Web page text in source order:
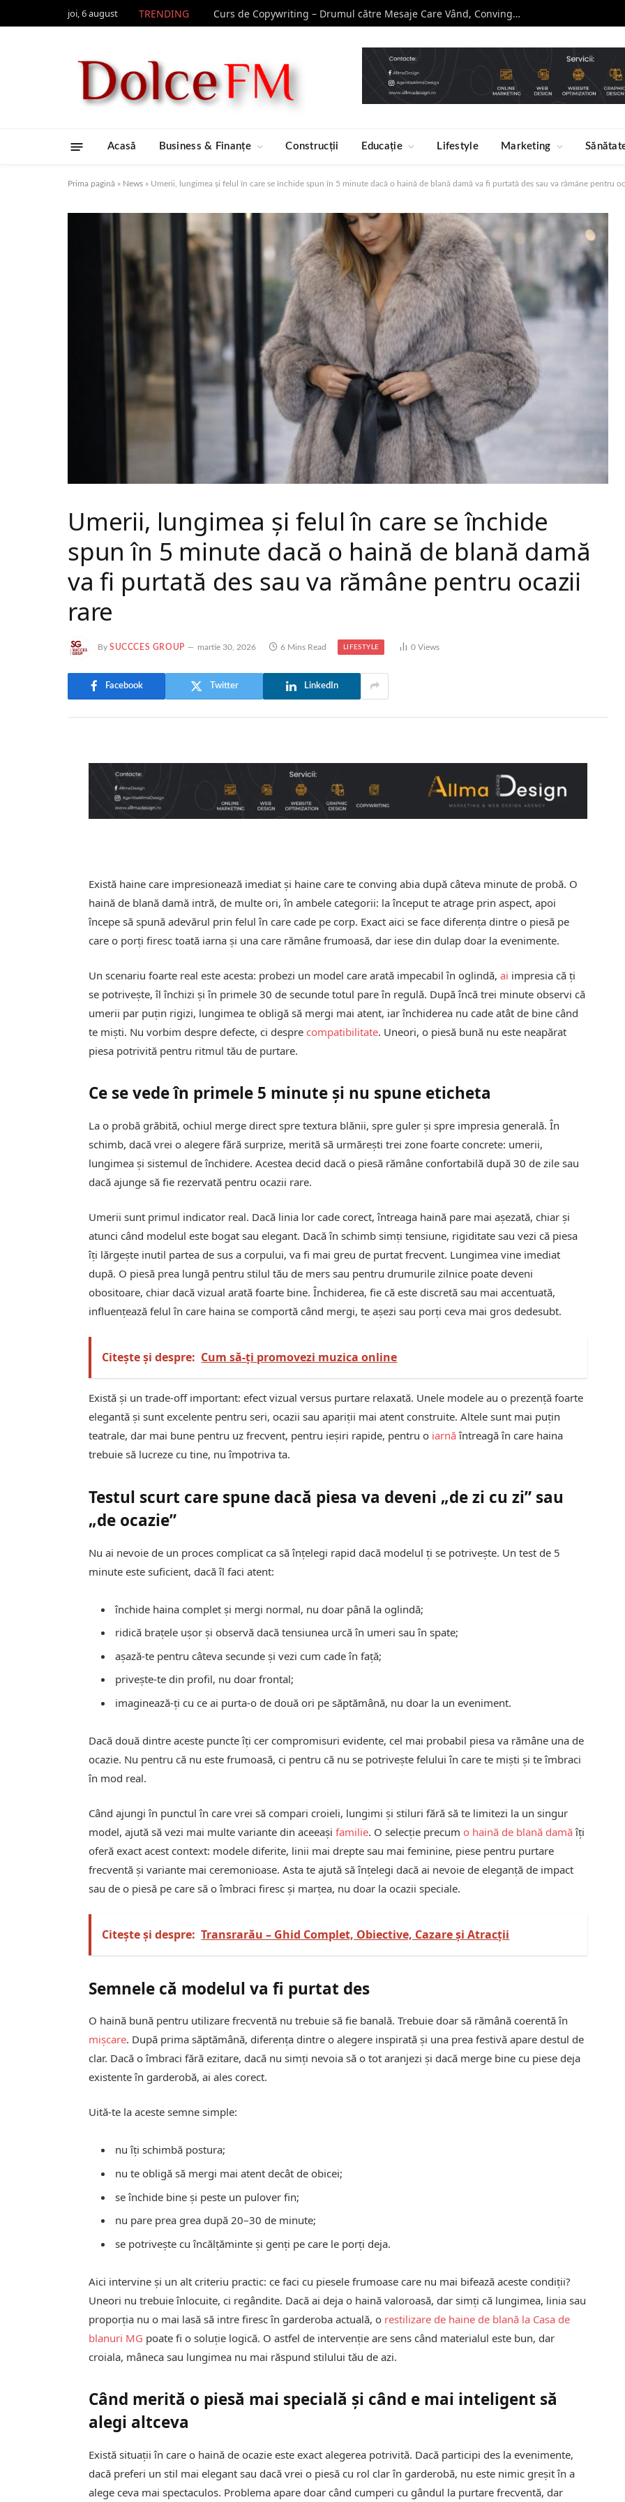
joi, 6 august TRENDING Curs de Copywriting – Drumul către Mesaje Care Vând, Conving și Construiesc Branduri Puternice
Acasă Business & Finanțe Construcții Educație Lifestyle Marketing
Prima pagină » News » Umerii, lungimea și felul în care se închide spun în 5 minute dacă o haină de blană damă va fi purtată des sau va rămâne pentru
Umerii, lungimea și felul în care se închide
spun în 5 minute dacă o haină de blană damă
va fi purtată des sau va rămâne pentru ocazii
rare
By SUCCCES GROUP martie 30, 2026 6 Mins Read LIFESTYLE 0Views
Facebook Twitter LinkedIn
Există haine care impresionează imediat și haine care te conving abia după câteva minute de probă. O
haină de blană damă intră, de multe ori, în ambele categorii: la început te atrage prin aspect, apoi
începe să spună adevărul prin felul în care cade pe corp. Exact aici se face diferența dintre o piesă pe
care o porți firesc toată iarna și una care rămâne frumoasă, dar iese din dulap doar la evenimente.
Un scenariu foarte real este acesta: probezi un model care arată impecabil în oglindă,ai impresia că ți
se potrivește, îl închizi și în primele 30 de secunde totul pare în regulă. După încă trei minute observi că
umerii par puțin rigizi, lungimea te obligă să mergi mai atent, iar închiderea nu cade atât de bine când
te miști. Nu vorbim despre defecte, ci despre compatibilitate. Uneori, o piesă bună nu este neapărat
piesa potrivită pentru ritmul tău de purtare.
Ce se vede în primele 5 minute și nu spune eticheta
La o probă grăbită, ochiul merge direct spre textura blănii, spre guler și spre impresia generală. În
schimb, dacă vrei o alegere fără surprize, merită să urmărești trei zone foarte concrete: umerii,
lungimea și sistemul de închidere. Acestea decid dacă o piesă rămâne confortabilă după 30 de zile sau
dacă ajunge să fie rezervată pentru ocazii rare.
Umerii sunt primul indicator real. Dacă linia lor cade corect, întreaga haină pare mai așezată, chiar și
atunci când modelul este bogat sau elegant. Dacă în schimb simți tensiune, rigiditate sau vezi că piesa
îți lărgește inutil partea de sus a corpului, va fi mai greu de purtat frecvent. Lungimea vine imediat
după. O piesă prea lungă pentru stilul tău de mers sau pentru drumurile zilnice poate deveni
obositoare, chiar dacă vizual arată foarte bine. Închiderea, fie că este discretă sau mai accentuată,
influențează felul în care haina se comportă când mergi, te așezi sau porți ceva mai gros dedesubt.
Citește și despre: Cum să-ți promovezi muzica online
Există și un trade-off important: efect vizual versus purtare relaxată. Unele modele au o prezență foarte
elegantă și sunt excelente pentru seri, ocazii sau apariții mai atent construite. Altele sunt mai puțin
teatrale, dar mai bune pentru uz frecvent, pentru ieșiri rapide, pentru o iarnăîntreagă în care haina
trebuie să lucreze cu tine, nu împotriva ta.
Testul scurt care spune dacă piesa va deveni „de zi cu zi” sau
„de ocazie”
Nu ai nevoie de un proces complicat ca să înțelegi rapid dacă modelul ți se potrivește. Un test de 5
minute este suficient, dacă îl faci atent:
închide haina complet și mergi normal, nu doar până la oglindă;
ridică brațele ușor și observă dacă tensiunea urcă în umeri sau în spate;
așază-te pentru câteva secunde și vezi cum cade în față;
privește-te din profil, nu doar frontal;
imaginează-ți cu ce ai purta-o de două ori pe săptămână, nu doar la un eveniment.
Dacă două dintre aceste puncte îți cer compromisuri evidente, cel mai probabil piesa va rămâne una de
ocazie. Nu pentru că nu este frumoasă, ci pentru că nu se potrivește felului în care te miști și te îmbraci
în mod real.
Când ajungi în punctul în care vrei să compari croieli, lungimi și stiluri fără să te limitezi la un singur
model, ajută să vezi mai multe variante din aceeașifamilie. O selecție precum o haină de blană damăîți
oferă exact acest context: modele diferite, linii mai drepte sau mai feminine, piese pentru purtare
frecventă și variante mai ceremonioase. Asta te ajută să înțelegi dacă ai nevoie de eleganță de impact
sau de o piesă pe care să o îmbraci firesc și marțea, nu doar la ocazii speciale.
Citește și despre: Transrarău – Ghid Complet, Obiective, Cazare și Atracții
Semnele că modelul va fi purtat des
O haină bună pentru utilizare frecventă nu trebuie să fie banală. Trebuie doar să rămână coerentă în
mișcare. După prima săptămână, diferența dintre o alegere inspirată și una prea festivă apare destul de
clar. Dacă o îmbraci fără ezitare, dacă nu simți nevoia să o tot aranjezi și dacă merge bine cu piese deja
existente în garderobă, ai ales corect.
Uită-te la aceste semne simple:
nu îți schimbă postura;
nu te obligă să mergi mai atent decât de obicei;
se închide bine și peste un pulover fin;
nu pare prea grea după 20–30 de minute;
se potrivește cu încălțăminte și genți pe care le porți deja.
Aici intervine și un alt criteriu practic: ce faci cu piesele frumoase care nu mai bifează aceste condiții?
Uneori nu trebuie înlocuite, ci regândite. Dacă ai deja o haină valoroasă, dar simți că lungimea, linia sau
proporția nu o mai lasă să intre firesc în garderoba actuală, o restilizare de haine de blană la Casa de
blanuri MG poate fi o soluție logică. O astfel de intervenție are sens când materialul este bun, dar
croiala, mâneca sau lungimea nu mai răspund stilului tău de azi.
Când merită o piesă mai specială și când e mai inteligent să
alegi altceva
Există situații în care o haină de ocazie este exact alegerea potrivită. Dacă participi des la evenimente,
dacă preferi un stil mai elegant sau dacă vrei o piesă cu rol clar în garderobă, nu este nimic greșit în a
alege ceva mai spectaculos. Problema apare doar când cumperi cu gândul la purtare frecventă, dar